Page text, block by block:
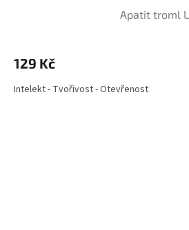
Apatit troml L
129 Kč
Intelekt - Tvořivost - Otevřenost